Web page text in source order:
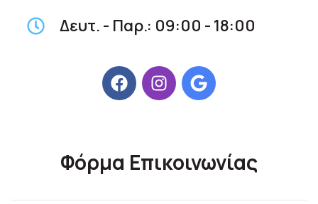
Δευτ. - Παρ.: 09:00 - 18:00
Φόρμα Επικοινωνίας